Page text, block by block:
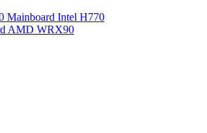
Mainboard Intel H770
AMD WRX90